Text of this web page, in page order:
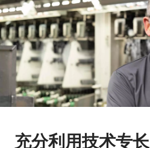
充分利用技术专长